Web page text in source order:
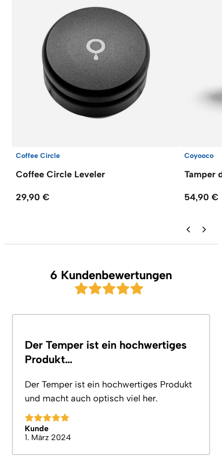
Coffee Circle
Coffee Circle Leveler
29,90 €
Coyooco
Tamper
54,90 €
6 Kundenbewertungen
Der Temper ist ein hochwertiges
Produkt…
Der Temper ist ein hochwertiges Produkt
und macht auch optisch viel her.
Kunde
1. März 2024